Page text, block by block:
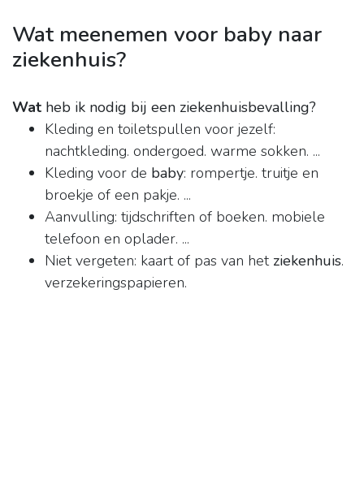
Wat meenemen voor baby naar
ziekenhuis?
Wat heb ik nodig bij een ziekenhuisbevalling?
Kleding en toiletspullen voor jezelf:
nachtkleding. ondergoed. warme sokken. ...
Kleding voor de baby: rompertje. truitje en
broekje of een pakje. ...
Aanvulling: tijdschriften of boeken. mobiele
telefoon en oplader. ...
Niet vergeten: kaart of pas van het ziekenhuis.
verzekeringspapieren.